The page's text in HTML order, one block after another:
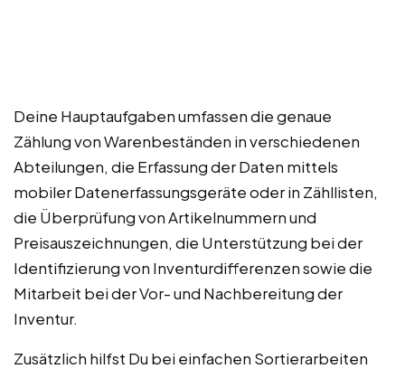
Deine Hauptaufgaben umfassen die genaue
Zählung von Warenbeständen in verschiedenen
Abteilungen, die Erfassung der Daten mittels
mobiler Datenerfassungsgeräte oder in Zähllisten,
die Überprüfung von Artikelnummern und
Preisauszeichnungen, die Unterstützung bei der
Identifizierung von Inventurdifferenzen sowie die
Mitarbeit bei der Vor- und Nachbereitung der
Inventur.
Zusätzlich hilfst Du bei einfachen Sortierarbeiten